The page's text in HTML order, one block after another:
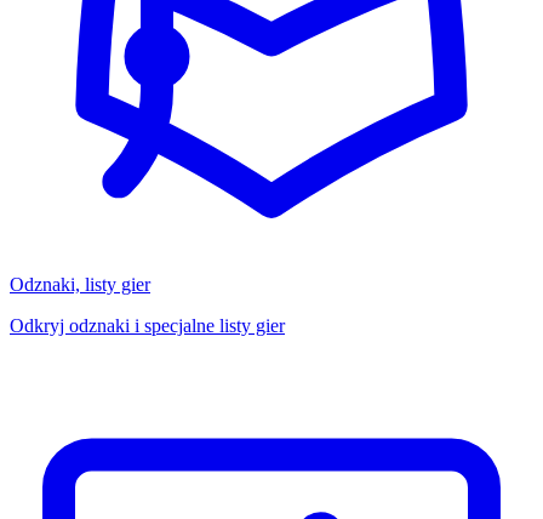
Odznaki, listy gier
Odkryj odznaki i specjalne listy gier